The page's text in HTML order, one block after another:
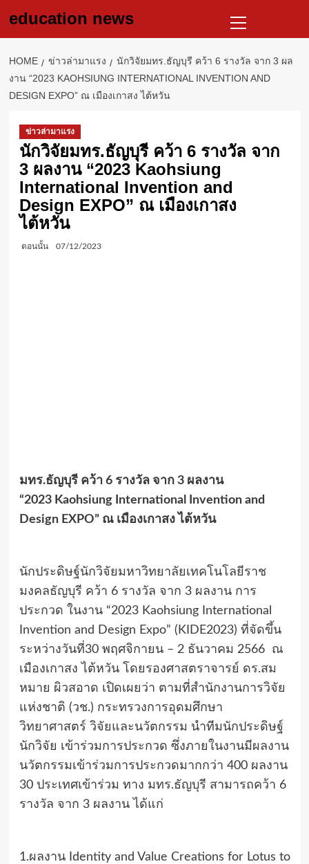
education news
Menu
HOME ข่าวล่ามาแรง
นักวิจัยมทร.ธัญบุรี คว้า 6 รางวัล จาก 3 ผล
งาน “2023 KAOHSIUNG INTERNATIONAL INVENTION AND
DESIGN EXPO” ณ เมืองเกาสง ไต้หวัน
ข่าวล่ามาแรง
นักวิจัยมทร.ธัญบุรี คว้า 6 รางวัล จาก
3 ผลงาน “2023 Kaohsiung
International Invention and
Design EXPO” ณ เมืองเกาสง
ไต้หวัน
ตอนนั้น 07/12/2023
มทร.ธัญบุรี คว้า 6 รางวัล จาก 3 ผลงาน
“2023Kaohsiung International Invention and
Design EXPO” ณ เมืองเกาสง ไต้หวัน
นักประดิษฐ์นักวิจัยมหาวิทยาลัยเทคโนโลยีราช
มงคลธัญบุรี คว้า 6 รางวัล จาก 3 ผลงาน การ
ประกวด ในงาน “2023 Kaohsiung International
Invention and Design Expo” (KIDE2023) ที่จัดขึ้น
ระหว่างวันที่30 พฤศจิกายน – 2 ธันวาคม 2566 ณ
เมืองเกาสง ไต้หวัน โดยรองศาสตราจารย์ ดร.สม
หมาย ผิวสอาด เปิดเผยว่า ตามที่สำนักงานการวิจัย
แห่งชาติ (วช.) กระทรวงการอุดมศึกษา
วิทยาศาสตร์ วิจัยและนวัตกรรม นำทีมนักประดิษฐ์
นักวิจัย เข้าร่วมการประกวด ซึ่งภายในงานมีผลงาน
นวัตกรรมเข้าร่วมการประกวดมากกว่า 400 ผลงาน
30 ประเทศเข้าร่วม ทาง มทร.ธัญบุรี สามารถคว้า 6
รางวัล จาก 3 ผลงาน ได้แก่
1.ผลงาน Identity and Value Creations for Lotus to